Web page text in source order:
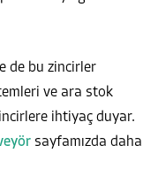
de bu zincirler
ve ara stok
ihtiyaç duyar.
sayfamızda daha